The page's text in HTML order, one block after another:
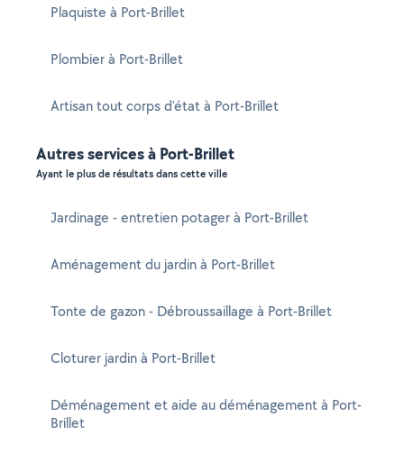
Plaquiste à Port-Brillet
Plombier à Port-Brillet
Artisan tout corps d'état à Port-Brillet
Autres services à Port-Brillet
Ayant le plus de résultats dans cette ville
Jardinage - entretien potager à Port-Brillet
Aménagement du jardin à Port-Brillet
Tonte de gazon - Débroussaillage à Port-Brillet
Cloturer jardin à Port-Brillet
Déménagement et aide au déménagement à Port-
Brillet